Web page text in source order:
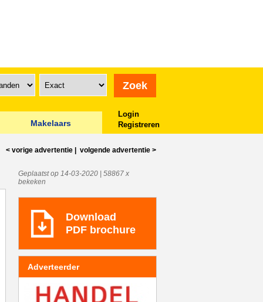
Makelaars
Login
Registreren
< vorige advertentie volgende advertentie >
Geplaatst op 14-03-2020 | 58867 x
bekeken
Download
PDF brochure
Adverteerder